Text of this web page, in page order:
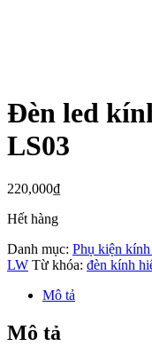
Đèn led
LS03
220,000₫
Hết hàng
Danh mục: Phụ kiện
LW Từ khóa: đèn kính
Mô tả
Mô tả